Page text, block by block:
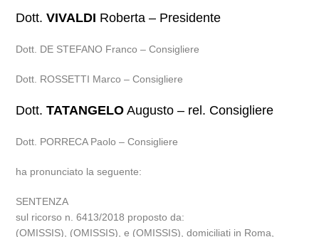
Dott.VIVALDI Roberta – Presidente
Dott. DE STEFANO Franco – Consigliere
Dott. ROSSETTI Marco – Consigliere
Dott.TATANGELO Augusto – rel. Consigliere
Dott. PORRECA Paolo – Consigliere
ha pronunciato la seguente:
SENTENZA
sul ricorso n. 6413/2018 proposto da:
(OMISSIS), (OMISSIS), e (OMISSIS), domiciliati in Roma,